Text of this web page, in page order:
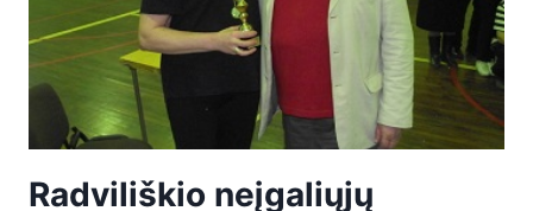
Radviliškio neįgaliųjų